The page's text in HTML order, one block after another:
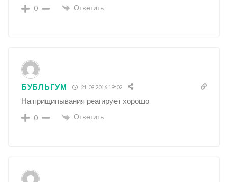
0 Ответить
БУБЛЬГУМ 21.09.2016 19:02
На прищипывания реагирует хорошо
0 Ответить